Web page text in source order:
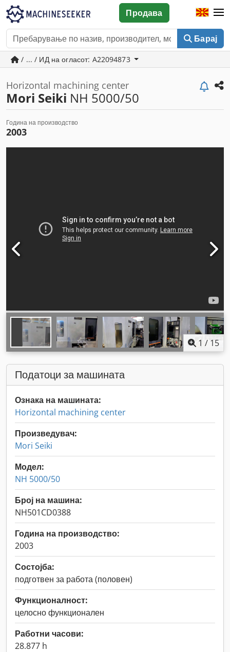
Барај
Продава
/ ... / ИД на огласот: A22094873
Horizontal machining center
Mori Seiki NH 5000/50
Година на производство
2003
1 / 15
Податоци за машината
Ознака на машината:
Horizontal machining center
Произведувач:
Mori Seiki
Модел:
NH 5000/50
Број на машина:
NH501CD0388
Година на производство:
2003
Состојба:
подготвен за работа (половен)
Функционалност:
целосно функционален
Работни часови:
28.877 h